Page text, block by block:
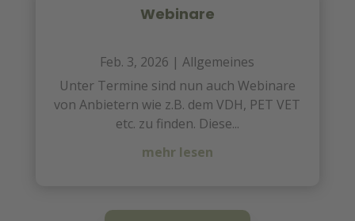
Webinare
Feb. 3, 2026 |Allgemeines
Unter Termine sind nun auch Webinare
von Anbietern wie z.B. dem VDH, PET VET
etc. zu finden. Diese...
mehr lesen